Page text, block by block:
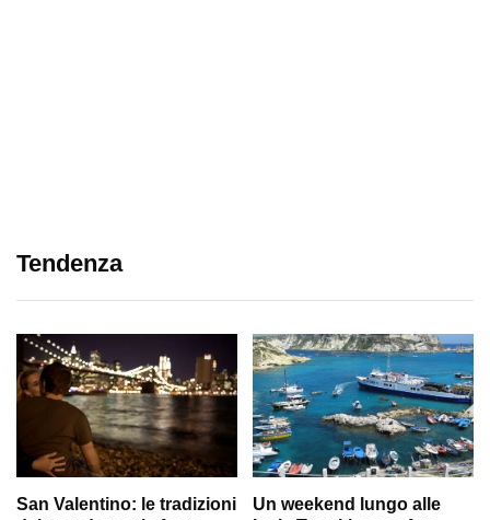
Tendenza
San Valentino: le tradizioni
Un weekend lungo alle